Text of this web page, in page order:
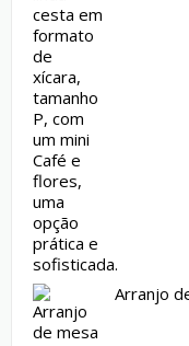
Arranjo